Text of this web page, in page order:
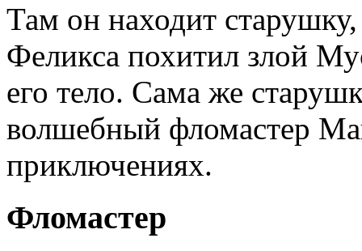
Там он находит старушку,
Феликса похитил злой
его тело. Сама же
волшебный фломастер
приключениях.
Фломастер